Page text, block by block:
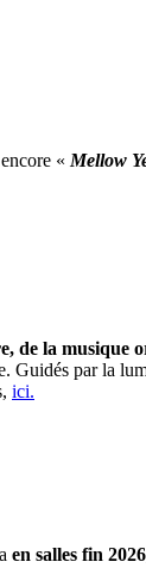
« Mellow
de la musique
Guidés par la
ici.
en salles fin